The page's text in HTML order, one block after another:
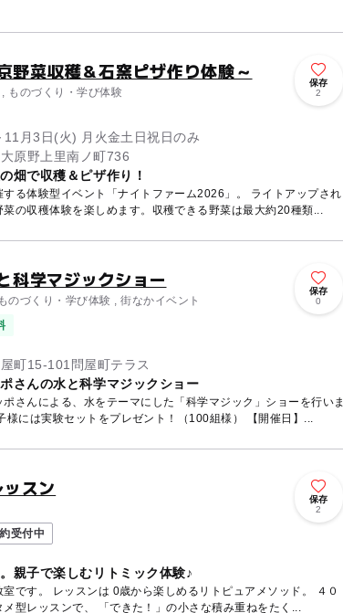
菜収穫＆石窯ピザ作り体験～
ものづくり・学び体験
保存
2
月3日(火) 月火金土日祝日のみ
原野上里南ノ町736
畑で収穫＆ピザ作り！
型イベント「ナイトファーム2026」。 ライトアップされ
の収穫体験を楽しめます。収穫できる野菜は最大約20種類...
科学マジックショー
のづくり・学び体験 , 街なかイベント
保存
0
町15-101問屋町テラス
さんの水と科学マジックショー
さんによる、水をテーマにした「科学マジック」ショーを行いま
す！ ショーに参加したお子様には実験セットをプレゼント！（100組様） 【開催日】...
スン
保存
2
受付中
親子で楽しむリトミック体験♪
ュアメソッド。 ４０
型レッスンで、 「できた！」の小さな積み重ねをたく...